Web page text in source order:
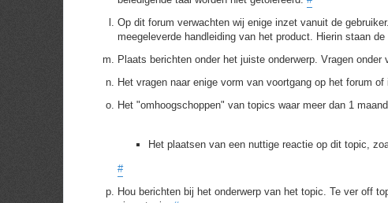
Op dit forum verwachten wij enige inzet vanuit de
meegeleverde handleiding van het product. Hierin staan
Plaats berichten onder het juiste onderwerp. Vragen
Het vragen naar enige vorm van voortgang op het forum
Het "omhoogschoppen" van topics waar meer dan 1
Het plaatsen van een nuttige reactie op dit topic,
#
Hou berichten bij het onderwerp van het topic. Te ver off